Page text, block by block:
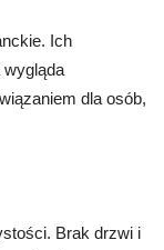
Ich
wygląda
dla osób,
Brak drzwi i